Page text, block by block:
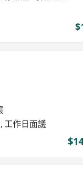
工作日面議